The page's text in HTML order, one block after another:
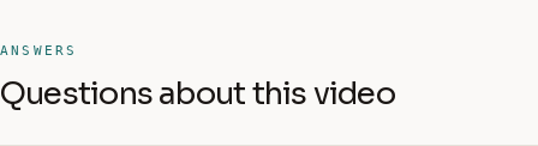
ANSWERS
Questions about this video